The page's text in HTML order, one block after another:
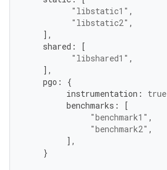
"libstatic1" ,
"libstatic2" ,
],
shared :
[
"libshared1" ,
],
pgo :
{
instrumentation : true
benchmarks :
[
"benchmark1" ,
"benchmark2" ,
],
}